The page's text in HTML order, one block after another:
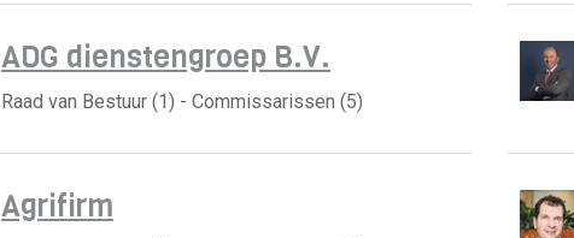
ADG dienstengroep B.V.
Raad van Bestuur (1) - Commissarissen (5)
Agrifirm